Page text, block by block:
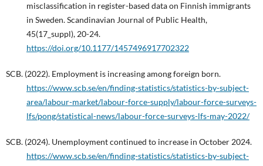
misclassification in register-based data on Finnish immigrants
in Sweden. Scandinavian Journal of Public Health,
45(17_suppl), 20-24.
https://doi.org/10.1177/1457496917702322
SCB. (2022). Employment is increasing among foreign born.
https://www.scb.se/en/finding-statistics/statistics-by-subject-
area/labour-market/labour-force-supply/labour-force-surveys-
lfs/pong/statistical-news/labour-force-surveys-lfs-may-2022/
SCB. (2024). Unemployment continued to increase in October 2024.
https://www.scb.se/en/finding-statistics/statistics-by-subject-